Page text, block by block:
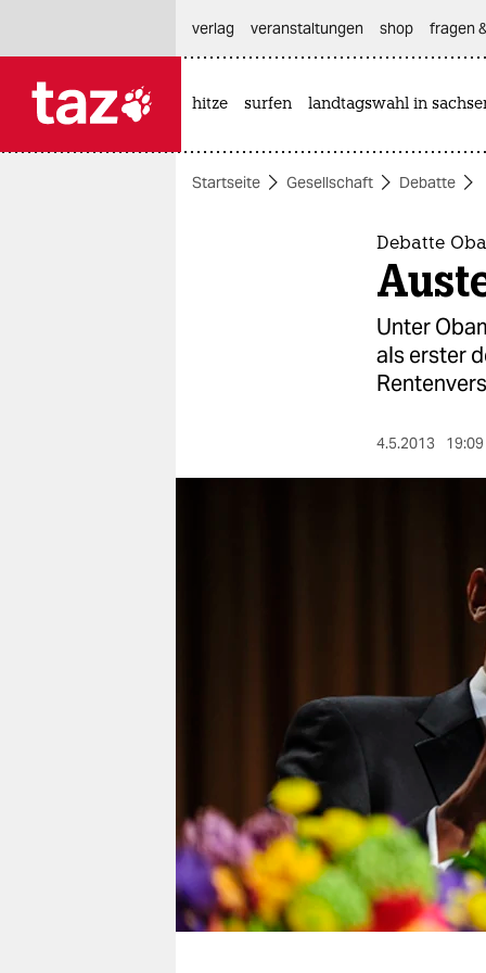
themen
veranstaltungen
fragen & hilfe
unterstützen
abo
genossenschaft
verlag
veranstaltungen shop fragen
hitze surfen landtagswahl in
Startseite Gesellschaft Debatte
Debatte
Unter
als erster
4.5.2013